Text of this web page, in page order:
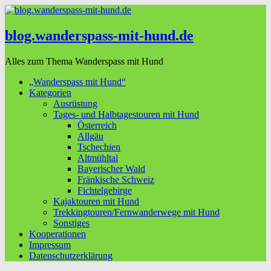
blog.wanderspass-mit-hund.de
Alles zum Thema Wanderspass mit Hund
„Wanderspass mit Hund“
Kategorien
Ausrüstung
Tages- und Halbtagestouren mit Hund
Österreich
Allgäu
Tschechien
Altmühltal
Bayerischer Wald
Fränkische Schweiz
Fichtelgebirge
Kajaktouren mit Hund
Trekkingtouren/Fernwanderwege mit Hund
Sonstiges
Kooperationen
Impressum
Datenschutzerklärung